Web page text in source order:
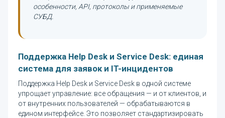
особенности, API, протоколы и применяемые
СУБД.
Поддержка Help Desk и Service Desk: единая
система для заявок и IT-инцидентов
Поддержка Help Desk и Service Desk в одной системе
упрощает управление: все обращения — и от клиентов, и
от внутренних пользователей — обрабатываются в
едином интерфейсе. Это позволяет стандартизировать